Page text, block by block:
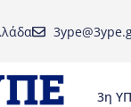
3η